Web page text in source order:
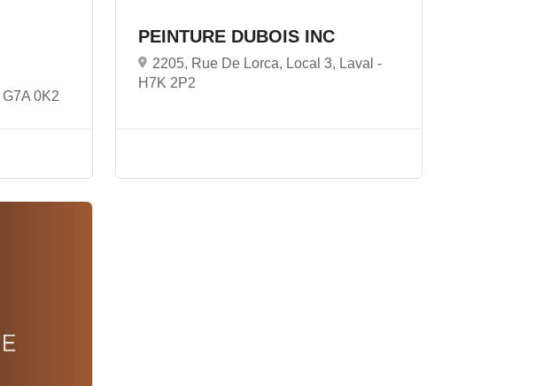
G7A 0K2
PEINTURE DUBOIS INC
2205, Rue De Lorca, Local 3, Laval -
H7K 2P2